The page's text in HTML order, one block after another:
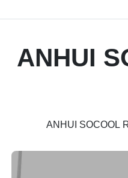
ANHUI
ANHUI SOCOOL